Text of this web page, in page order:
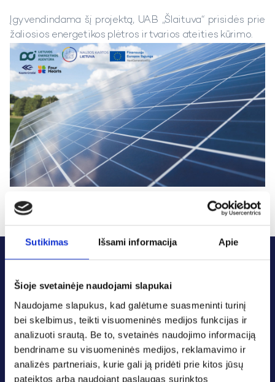
Sutikimas Išsami informacija Apie
Šioje svetainėje naudojami slapukai
Naudojame slapukus, kad galėtume suasmeninti turinį
bei skelbimus, teikti visuomeninės medijos funkcijas ir
analizuoti srautą. Be to, svetainės naudojimo informaciją
bendriname su visuomeninės medijos, reklamavimo ir
analizės partneriais, kurie gali ją pridėti prie kitos jūsų
pateiktos arba naudojant paslaugas surinktos
Įgyvendindama šį projektą, UAB „Šlaituva“ prisidės prie
žaliosios energetikos plėtros ir tvarios ateities kūrimo.
Susisiekti galite
Tel.: +370 37 223317
Faks.: +370 37 223305